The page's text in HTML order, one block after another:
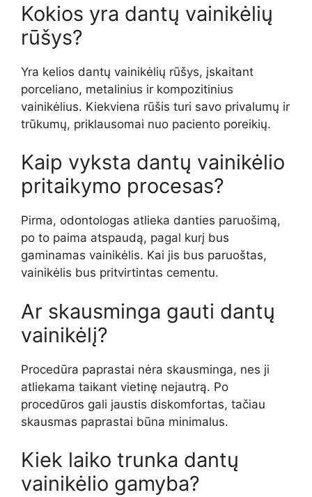
Kokios yra dantų vainikėlių
rūšys?
Yra kelios dantų vainikėlių rūšys, įskaitant
porceliano, metalinius ir kompozitinius
vainikėlius. Kiekviena rūšis turi savo privalumų ir
trūkumų, priklausomai nuo paciento poreikių.
Kaip vyksta dantų vainikėlio
pritaikymo procesas?
Pirma, odontologas atlieka danties paruošimą,
po to paima atspaudą, pagal kurį bus
gaminamas vainikėlis. Kai jis bus paruoštas,
vainikėlis bus pritvirtintas cementu.
Ar skausminga gauti dantų
vainikėlį?
Procedūra paprastai nėra skausminga, nes ji
atliekama taikant vietinę nejautrą. Po
procedūros gali jaustis diskomfortas, tačiau
skausmas paprastai būna minimalus.
Kiek laiko trunka dantų
vainikėlio gamyba?